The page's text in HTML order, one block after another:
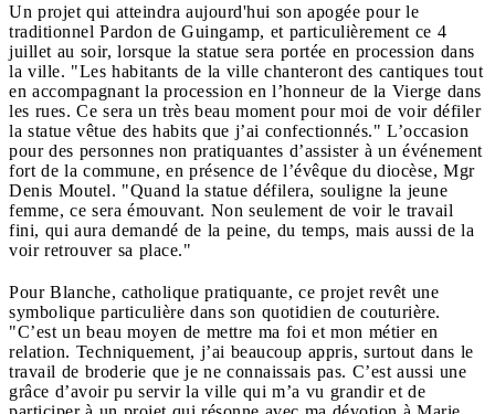
Un projet qui atteindra aujourd'hui son apogée pour le
traditionnel Pardon de Guingamp, et particulièrement ce 4
juillet au soir, lorsque la statue sera portée en procession dans
la ville. "Les habitants de la ville chanteront des cantiques tout
en accompagnant la procession en l’honneur de la Vierge dans
les rues. Ce sera un très beau moment pour moi de voir défiler
la statue vêtue des habits que j’ai confectionnés." L’occasion
pour des personnes non pratiquantes d’assister à un événement
fort de la commune, en présence de l’évêque du diocèse, Mgr
Denis Moutel. "Quand la statue défilera, souligne la jeune
femme, ce sera émouvant. Non seulement de voir le travail
fini, qui aura demandé de la peine, du temps, mais aussi de la
voir retrouver sa place."
Pour Blanche, catholique pratiquante, ce projet revêt une
symbolique particulière dans son quotidien de couturière.
"C’est un beau moyen de mettre ma foi et mon métier en
relation. Techniquement, j’ai beaucoup appris, surtout dans le
travail de broderie que je ne connaissais pas. C’est aussi une
grâce d’avoir pu servir la ville qui m’a vu grandir et de